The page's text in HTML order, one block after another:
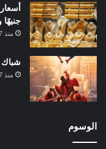
منذ 17 ساعة
شباك
منذ 17 ساعة
الوسوم